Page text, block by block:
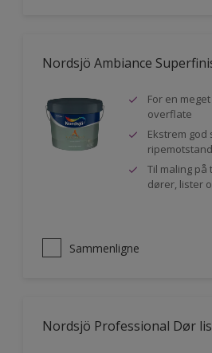
Nordsjö Ambiance
For en
overflate
Ekstrem
ripemotstand
Til maling
dører, lister
Sammenligne
Nordsjö Professional Dør